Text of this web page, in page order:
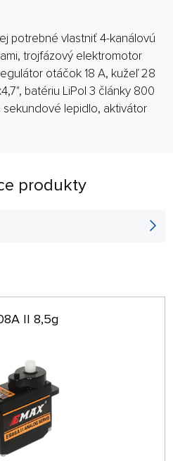
potrebné vlastniť 4-kanálovú
trojfázový elektromotor
otáčok 18 A, kužeľ 28
batériu LiPol 3 články 800
sekundové lepidlo, aktivátor
produkty
ABECEDNE
64 NA STRÁNKE
II 8,5g